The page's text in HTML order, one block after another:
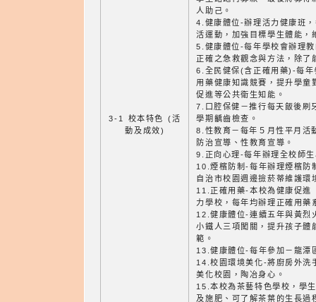
3-1 校本特色 (活
動及成效)
人助己。
4.健康體位-辦理活力健康班
活運動，加強目標學生體能，
5.健康體位-每年學校會辦理
正確之急救觀念與方法，除了
6.全民健保(含正確用藥)-每
用藥健康知識競賽，提升學童
促進等公共衛生知能。
7.口腔保健－推行每天飯後刷
學期齲齒檢查。
8.性教育－每年５月性平月活
防治宣導、性教育宣導。
9.正向心理-每年辦理全校師
10.煙檳防制-每年辦理煙檳防
自治市校園週邊撿菸蒂維護環
11.正確用藥-本校為健康促進
力學校，每年均辦理正確用藥
12.健康體位-連續五年與黃烈
小鐵人三項闖關，提升孩子體
範。
13.健康體位-每年參加－龍潭
14.校園環境美化-將廚房外洗
美化校園，陶冶身心。
15.本校為茶藝特色學校，學
及施肥、可了解茶葉的生長過